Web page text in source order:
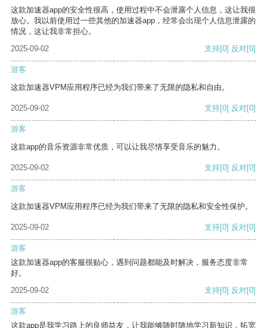
这款加速器app的安全性很高，使用过程中不会泄露个人信息，这让我很
放心。我以前使用过一些其他的加速器app，经常会出现个人信息泄露的
情况，这让我非常担心。
2025-09-02
支持[0] 反对[0]
游客
这款加速器VPM应用程序已经为我们带来了无限的隐私和自由。
2025-09-02 支持[0] 反对[0]
游客
这款app的音乐资源非常优质，可以让我尽情享受音乐的魅力。
2025-09-02 支持[0] 反对[0]
游客
这款加速器VPM应用程序已经为我们带来了无限的隐私和安全性保护。
2025-09-02 支持[0] 反对[0]
游客
这款加速器app的客服很贴心，遇到问题都能及时解决，服务态度非常
好。
2025-09-02
支持[0] 反对[0]
游客
这款app是我学习路上的良师益友，让我能够随时随地学习新知识，拓宽